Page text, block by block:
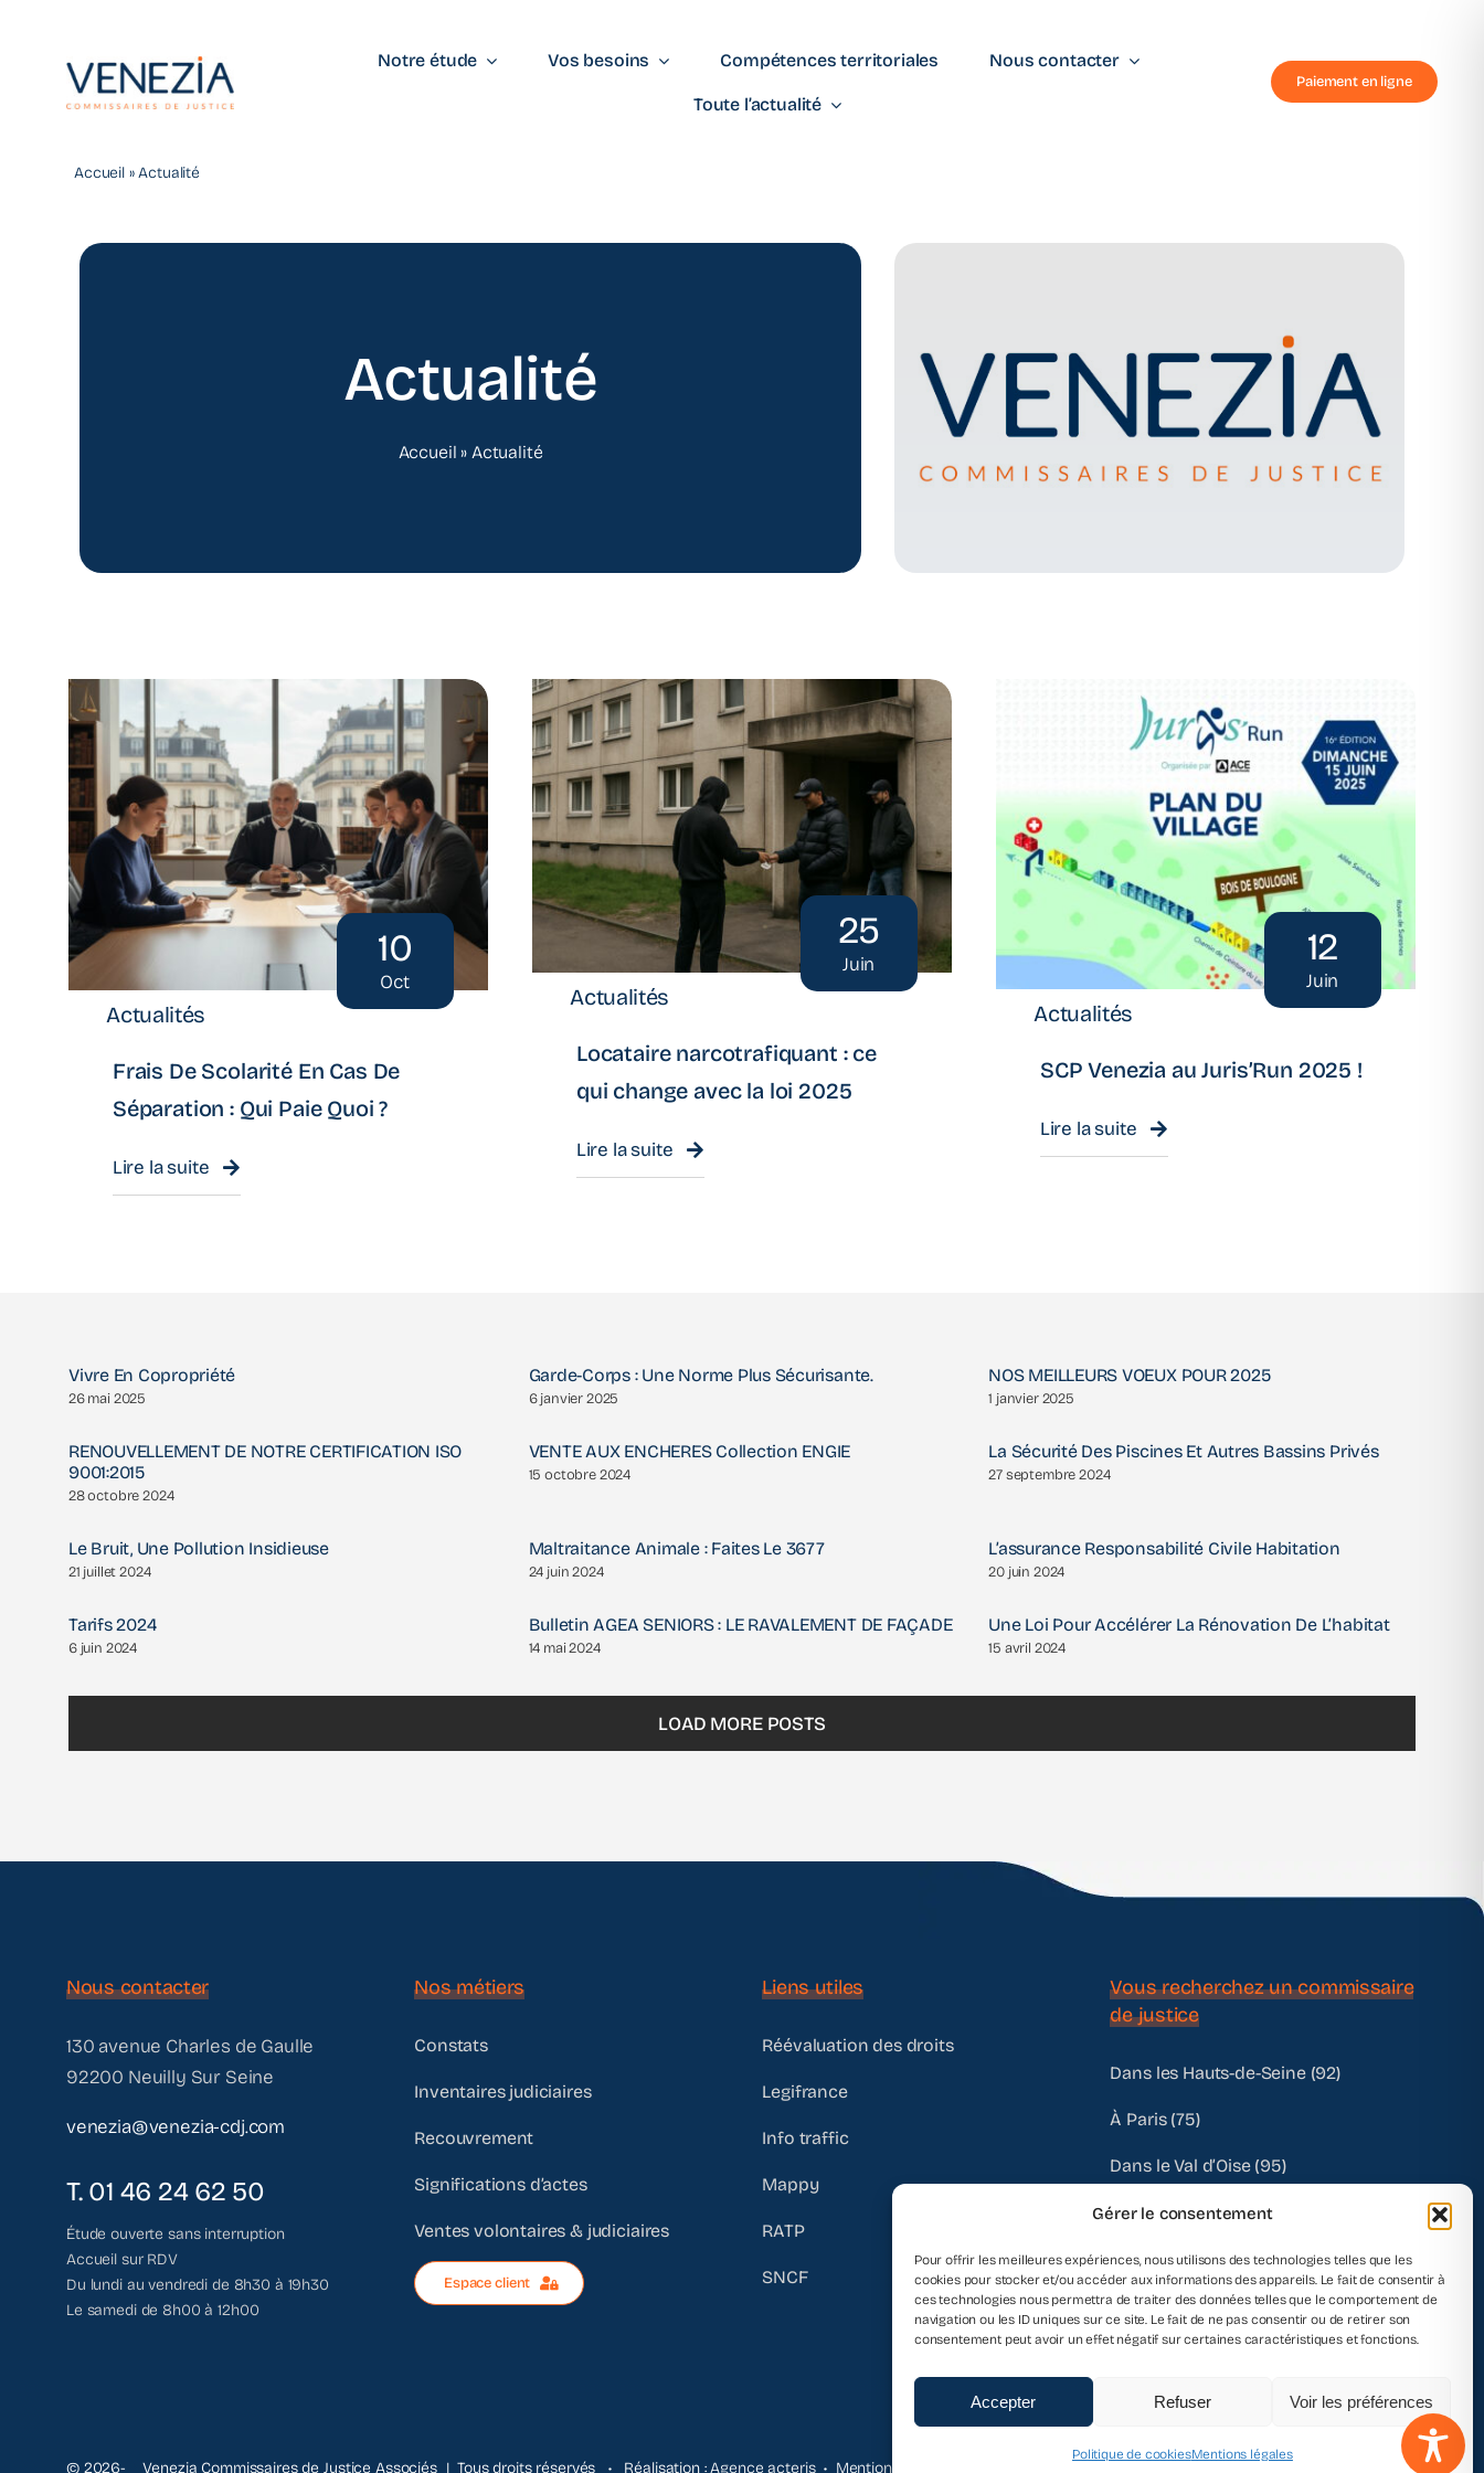
Gérer le consentement
Pour offrir les meilleures expériences, nous utilisons des technologies telles que les
cookies pour stocker et/ou accéder aux informations des appareils. Le fait de consentir à
ces technologies nous permettra de traiter des données telles que le comportement de
navigation ou les ID uniques sur ce site. Le fait de ne pas consentir ou de retirer son
consentement peut avoir un effet négatif sur certaines caractéristiques et fonctions.
Accepter Refuser Voir les préférences
Politique de cookiesMentions légales
contenu
Notre étude Vos besoins Compétences territoriales Nous contacter
Toute l’actualité
Paiement en ligne
Accueil»Actualité
Actualité
Accueil » Actualité
10
Oct
Actualités
Frais De Scolarité En Cas De
Séparation : Qui Paie Quoi ?
Lire la suite
25
Juin
Actualités
Locataire narcotrafiquant : ce
qui change avec la loi 2025
Lire la suite
12
Juin
Actualités
SCP Venezia au Juris’Run 2025 !
Lire la suite
Vivre En Copropriété
26 mai 2025
Garde-Corps : Une Norme Plus Sécurisante.
6 janvier 2025
NOS MEILLEURS VOEUX POUR 2025
1 janvier 2025
RENOUVELLEMENT DE NOTRE CERTIFICATION ISO
9001:2015
28 octobre 2024
VENTE AUX ENCHERES Collection ENGIE
15 octobre 2024
La Sécurité Des Piscines Et Autres Bassins Privés
27 septembre 2024
Le Bruit, Une Pollution Insidieuse
21 juillet 2024
Maltraitance Animale : Faites Le 3677
24 juin 2024
L’assurance Responsabilité Civile Habitation
20 juin 2024
Tarifs 2024
6 juin 2024
Bulletin AGEA SENIORS : LE RAVALEMENT DE FAÇADE
14 mai 2024
Une Loi Pour Accélérer La Rénovation De L’habitat
15 avril 2024
LOAD MORE POSTS
Nous contacter
130 avenue Charles de Gaulle
92200 Neuilly Sur Seine
venezia@venezia-cdj.com
T. 01 46 24 62 50
Étude ouverte sans interruption
Accueil sur RDV
Du lundi au vendredi de 8h30 à 19h30
Le samedi de 8h00 à 12h00
Nos métiers
Constats
Inventaires judiciaires
Recouvrement
Significations d’actes
Ventes volontaires & judiciaires
Espace client
Liens utiles
Réévaluation des droits
Legifrance
Info traffic
Mappy
RATP
SNCF
Vous recherchez un commissaire
de justice
Dans les Hauts-de-Seine (92)
À Paris (75)
Dans le Val d’Oise (95)
Dans les Yvelines (78)
Autres départements
© 2026- Venezia Commissaires de Justice Associés | Tous droits réservés • Réalisation :Agence acteris• Mentions légales